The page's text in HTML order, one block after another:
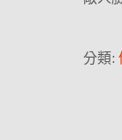
分類: